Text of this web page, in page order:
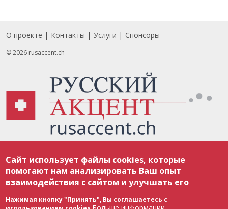
Footer
О проекте Контакты Услуги Спонсоры
© 2026 rusaccent.ch
соответствии с законодательством Швейцарии об авторском праве и
международными соглашениями. Полное или частичное использование
материалов возможно только с разрешения редакции. В случае полного
или частичного воспроизведения материалов сайта rusaccent.ch,
ОБЯЗАТЕЛЬНА АКТИВНАЯ ГИПЕРССЫЛКА на конкретный заимствованный
текст. Фотоизображения, размещенные редакцией rusaccent.ch, являются
ее исключительной собственностью. Полное или частичное
Сайт использует файлы cookies, которые
помогают нам анализировать Ваш опыт
взаимодействия с сайтом и улучшать его
Нажимая кнопку "Принять", Вы соглашаетесь с